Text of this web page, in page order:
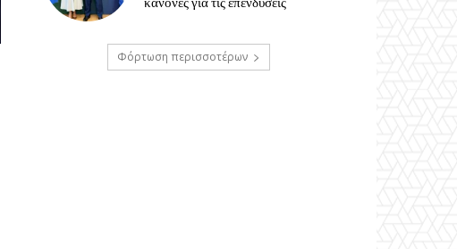
Φόρτωση περισσοτέρων